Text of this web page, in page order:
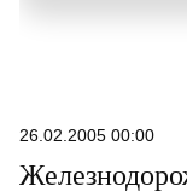
26.02.2005 00:00